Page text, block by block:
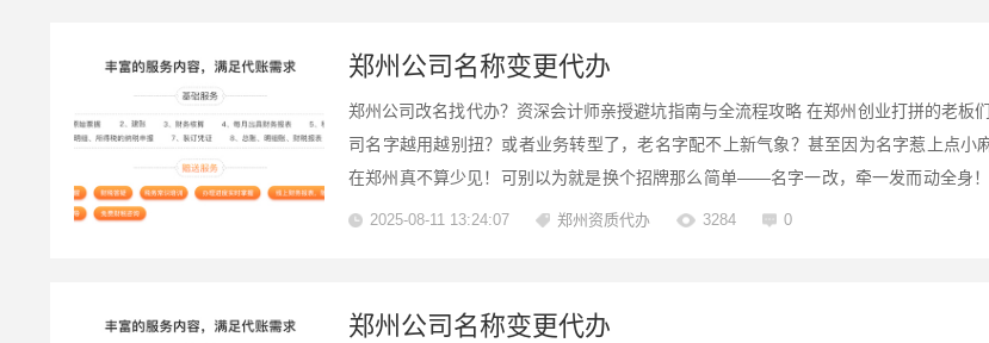
郑州公司名称变更代办
郑州公司改名找代办？资深会计师亲授避坑指南与全流程攻略 在郑州创业打拼的老板
司名字越用越别扭？或者业务转型了，老名字配不上新气象？甚至因为名字惹上点小
在郑州真不算少见！可别以为就是换个招牌那么简单——名字一改，牵一发而动全身！
可证、合作伙伴...方方面面都要跟着动，稍不留神就埋下大雷，作为在财税圈摸爬滚打
2025-08-11 13:24:07 郑州资质代办 3284 0
郑州公司名称变更代办